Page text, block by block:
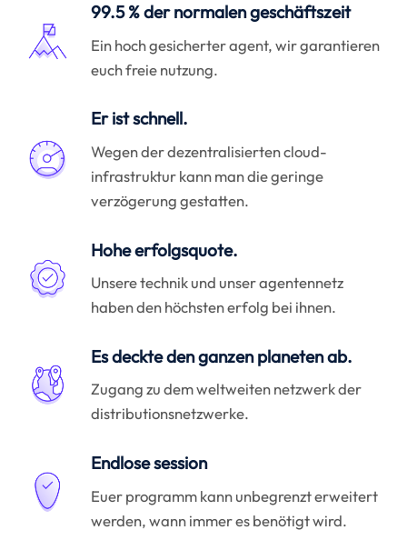
99.5 % der normalen geschäftszeit
Ein hoch gesicherter agent, wir garantieren
euch freie nutzung.
Er ist schnell.
Wegen der dezentralisierten cloud-
infrastruktur kann man die geringe
verzögerung gestatten.
Hohe erfolgsquote.
Unsere technik und unser agentennetz
haben den höchsten erfolg bei ihnen.
Es deckte den ganzen planeten ab.
Zugang zu dem weltweiten netzwerk der
distributionsnetzwerke.
Endlose session
Euer programm kann unbegrenzt erweitert
werden, wann immer es benötigt wird.